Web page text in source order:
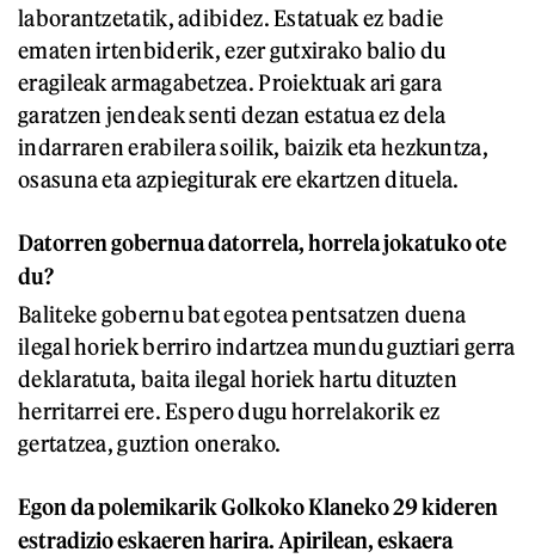
laborantzetatik, adibidez. Estatuak ez badie
ematen irtenbiderik, ezer gutxirako balio du
eragileak armagabetzea. Proiektuak ari gara
garatzen jendeak senti dezan estatua ez dela
indarraren erabilera soilik, baizik eta hezkuntza,
osasuna eta azpiegiturak ere ekartzen dituela.
Datorren gobernua datorrela, horrela jokatuko ote
du?
Baliteke gobernu bat egotea pentsatzen duena
ilegal horiek berriro indartzea mundu guztiari gerra
deklaratuta, baita ilegal horiek hartu dituzten
herritarrei ere. Espero dugu horrelakorik ez
gertatzea, guztion onerako.
Egon da polemikarik Golkoko Klaneko 29 kideren
estradizio eskaeren harira. Apirilean,eskaera